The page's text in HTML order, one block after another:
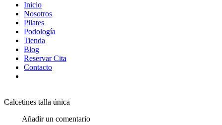
Inicio
Nosotros
Pilates
Podología
Tienda
Blog
Reservar Cita
Contacto
Calcetines talla única